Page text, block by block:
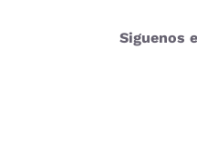
Siguenos